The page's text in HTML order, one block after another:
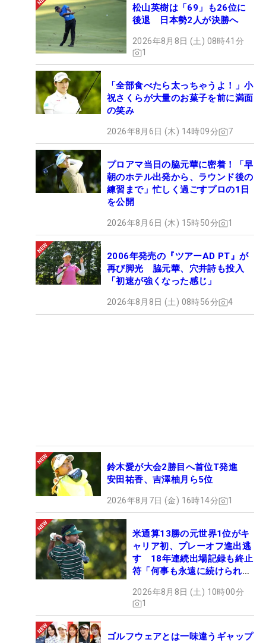
松山英樹は「69」も26位に
後退 日本勢2人が決勝へ
2026年8月8日 (土) 08時41分
1
「全部食べたら太っちゃうよ！」小
祝さくらが大量のお菓子を前に満面
の笑み
2026年8月6日 (木) 14時09分 7
プロアマ当日の脇元華に密着！「早
朝のホテル出発から、ラウンド後の
練習まで」忙しく過ごすプロの1日
を公開
2026年8月6日 (木) 15時50分 1
2006年発売の『ツアーAD PT』が
再び脚光 脇元華、穴井詩も投入
「初速が強くなった感じ」
2026年8月8日 (土) 08時56分 4
鈴木愛が大会2勝目へ首位T発進
安田祐香、吉澤柚月ら5位
2026年8月7日 (金) 16時14分 1
米通算13勝の元世界1位がキ
ャリア初、プレーオフ進出逃
す 18年連続出場記録も終止
符「何事も永遠に続けられな
2026年8月8日 (土) 10時00分
1
ゴルフウェアとは一味違うギャップ